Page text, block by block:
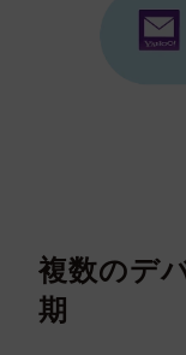
複数のデ
期